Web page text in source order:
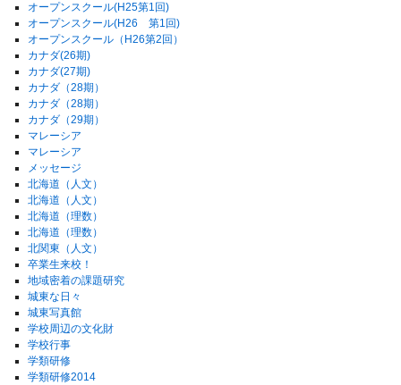
オープンスクール(H25第1回)
オープンスクール(H26 第1回)
オープンスクール（H26第2回）
カナダ(26期)
カナダ(27期)
カナダ（28期）
カナダ（28期）
カナダ（29期）
マレーシア
マレーシア
メッセージ
北海道（人文）
北海道（人文）
北海道（理数）
北海道（理数）
北関東（人文）
卒業生来校！
地域密着の課題研究
城東な日々
城東写真館
学校周辺の文化財
学校行事
学類研修
学類研修2014